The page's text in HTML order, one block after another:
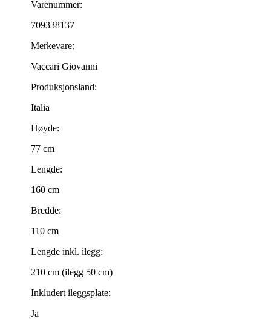
Varenummer:
709338137
Merkevare:
Vaccari Giovanni
Produksjonsland:
Italia
Høyde:
77 cm
Lengde:
160 cm
Bredde:
110 cm
Lengde inkl. ilegg:
210 cm (ilegg 50 cm)
Inkludert ileggsplate:
Ja